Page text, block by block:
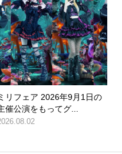
リフェア 2026年9月1日の
催公演をもってグ...